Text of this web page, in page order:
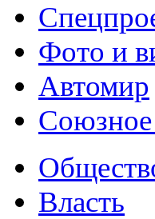
Фото и
Автомир
Союзное
Власть